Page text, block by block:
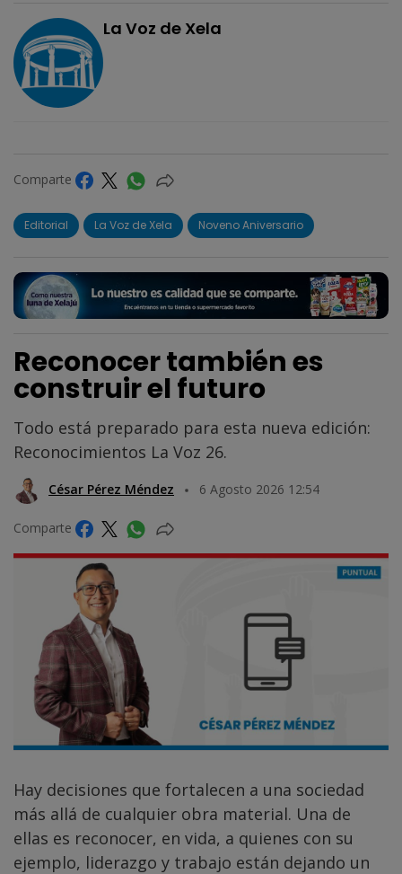
La Voz de Xela
Comparte
Editorial La Voz de Xela Noveno Aniversario
Reconocer también es
construir el futuro
Todo está preparado para esta nueva edición:
Reconocimientos La Voz 26.
César Pérez Méndez 6 Agosto 2026 12:54
Comparte
Hay decisiones que fortalecen a una sociedad
más allá de cualquier obra material. Una de
ellas es reconocer, en vida, a quienes con su
ejemplo, liderazgo y trabajo están dejando un